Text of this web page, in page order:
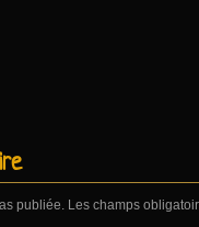
publiée. Les champs